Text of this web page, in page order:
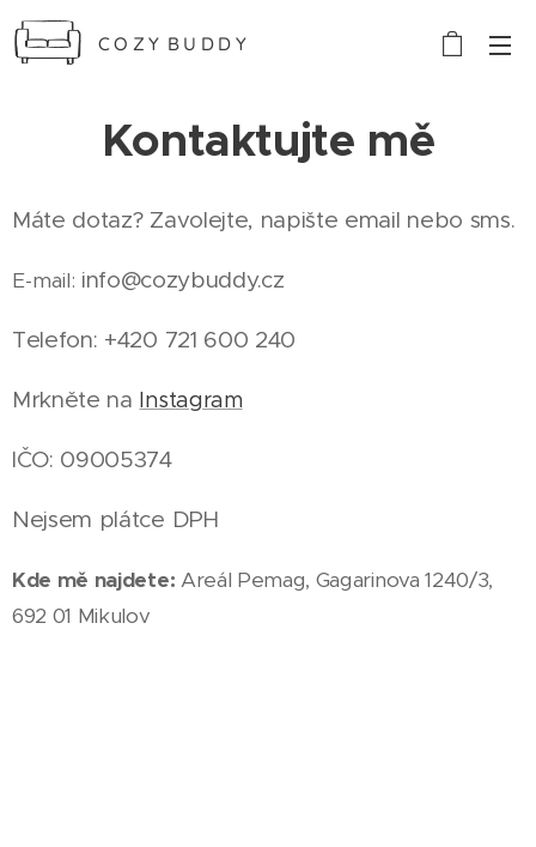
C O Z Y B U D D Y
Kontaktujte mě
Máte dotaz? Zavolejte, napište email nebo sms.
E-mail: info@cozybuddy.cz
Telefon: +420 721 600 240
Mrkněte na Instagram
IČO: 09005374
Nejsem plátce DPH
Kde mě najdete: Areál Pemag, Gagarinova 1240/3,
692 01 Mikulov